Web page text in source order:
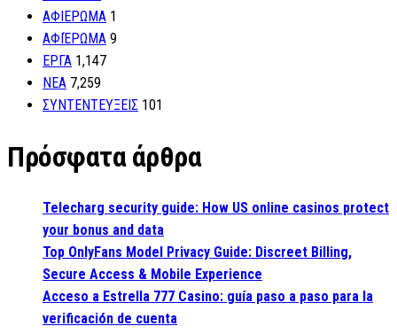
ΑΦΙΕΡΩΜΑ 1
ΑΦΙΈΡΩΜΑ 9
ΕΡΓΑ 1,147
ΝΕΑ 7,259
ΣΥΝΤΕΝΤΕΥΞΕΙΣ 101
Πρόσφατα άρθρα
Telecharg security guide: How US online casinos protect
your bonus and data
Top OnlyFans Model Privacy Guide: Discreet Billing,
Secure Access & Mobile Experience
Acceso a Estrella 777 Casino: guía paso a paso para la
verificación de cuenta